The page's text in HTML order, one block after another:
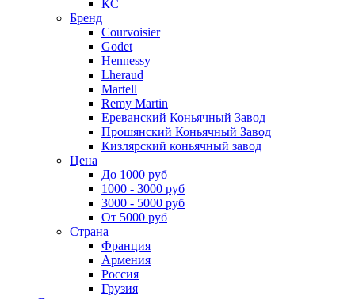
КС
Бренд
Courvoisier
Godet
Hennessy
Lheraud
Martell
Remy Martin
Ереванский Коньячный Завод
Прошянский Коньячный Завод
Кизлярский коньячный завод
Цена
До 1000 руб
1000 - 3000 руб
3000 - 5000 руб
От 5000 руб
Страна
Франция
Армения
Россия
Грузия